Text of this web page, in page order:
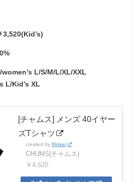
3,520(Kid’s)
women’s L/S/M/L/XL/XXL
L/Kid’s XL
[チャムス] メンズ 40イヤー
ズTシャツ
created by Rinker
CHUMS(チャムス)
￥4,620